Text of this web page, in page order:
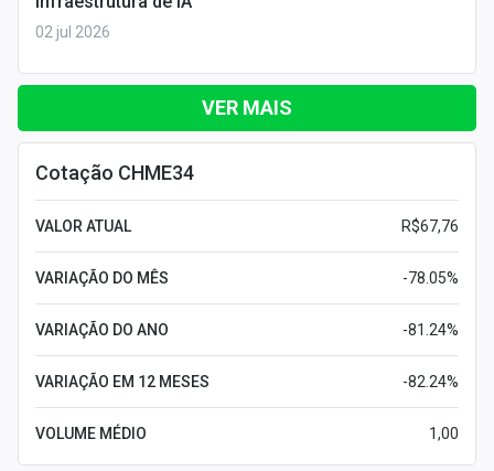
02 jul 2026
VER MAIS
Cotação CHME34
VALOR ATUAL R$67,76
VARIAÇÃO DO MÊS -78.05%
VARIAÇÃO DO ANO -81.24%
VARIAÇÃO EM 12 MESES -82.24%
VOLUME MÉDIO 1,00